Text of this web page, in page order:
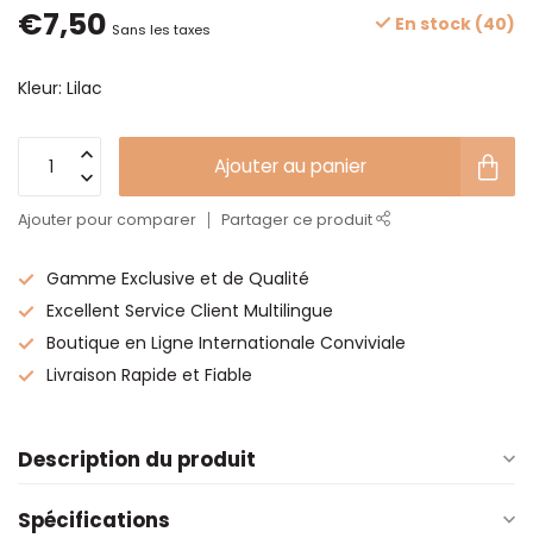
€7,50 Sans les taxes En stock (40)
Kleur: Lilac
Ajouter au panier
Ajouter pour comparer Partager ce produit
Gamme Exclusive et de Qualité
Excellent Service Client Multilingue
Boutique en Ligne Internationale Conviviale
Livraison Rapide et Fiable
Description du produit
Spécifications